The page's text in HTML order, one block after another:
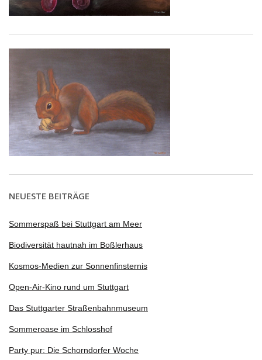
NEUESTE BEITRÄGE
Sommerspaß bei Stuttgart am Meer
Biodiversität hautnah im Boßlerhaus
Kosmos-Medien zur Sonnenfinsternis
Open-Air-Kino rund um Stuttgart
Das Stuttgarter Straßenbahnmuseum
Sommeroase im Schlosshof
Party pur: Die Schorndorfer Woche